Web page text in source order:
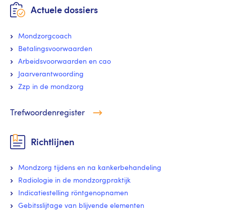
Actuele dossiers
Mondzorgcoach
Betalingsvoorwaarden
Arbeidsvoorwaarden en cao
Jaarverantwoording
Zzp in de mondzorg
Trefwoordenregister
Richtlijnen
Mondzorg tijdens en na kankerbehandeling
Radiologie in de mondzorgpraktijk
Indicatiestelling röntgenopnamen
Gebitsslijtage van blijvende elementen